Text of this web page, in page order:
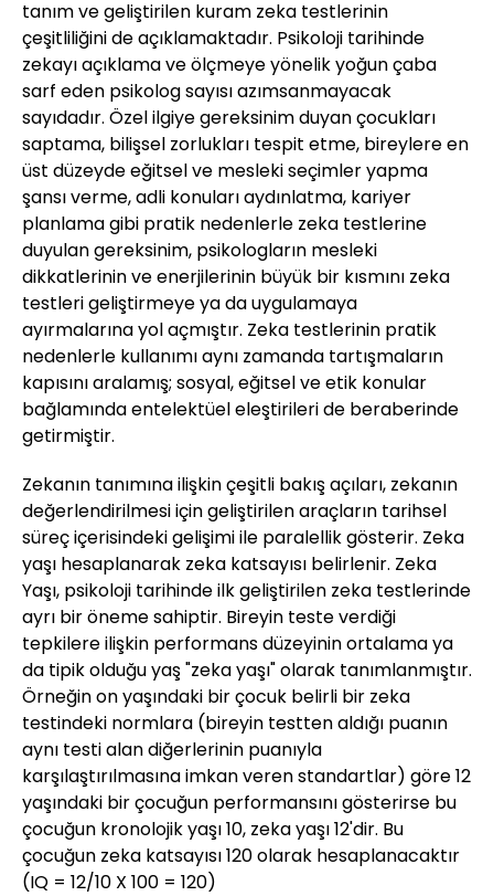
tanım ve geliştirilen kuram zeka testlerinin
çeşitliliğini de açıklamaktadır. Psikoloji tarihinde
zekayı açıklama ve ölçmeye yönelik yoğun çaba
sarf eden psikolog sayısı azımsanmayacak
sayıdadır. Özel ilgiye gereksinim duyan çocukları
saptama, bilişsel zorlukları tespit etme, bireylere en
üst düzeyde eğitsel ve mesleki seçimler yapma
şansı verme, adli konuları aydınlatma, kariyer
planlama gibi pratik nedenlerle zeka testlerine
duyulan gereksinim, psikologların mesleki
dikkatlerinin ve enerjilerinin büyük bir kısmını zeka
testleri geliştirmeye ya da uygulamaya
ayırmalarına yol açmıştır. Zeka testlerinin pratik
nedenlerle kullanımı aynı zamanda tartışmaların
kapısını aralamış; sosyal, eğitsel ve etik konular
bağlamında entelektüel eleştirileri de beraberinde
getirmiştir.
Zekanın tanımına ilişkin çeşitli bakış açıları, zekanın
değerlendirilmesi için geliştirilen araçların tarihsel
süreç içerisindeki gelişimi ile paralellik gösterir. Zeka
yaşı hesaplanarak zeka katsayısı belirlenir. Zeka
Yaşı, psikoloji tarihinde ilk geliştirilen zeka testlerinde
ayrı bir öneme sahiptir. Bireyin teste verdiği
tepkilere ilişkin performans düzeyinin ortalama ya
da tipik olduğu yaş "zeka yaşı" olarak tanımlanmıştır.
Örneğin on yaşındaki bir çocuk belirli bir zeka
testindeki normlara (bireyin testten aldığı puanın
aynı testi alan diğerlerinin puanıyla
karşılaştırılmasına imkan veren standartlar) göre 12
yaşındaki bir çocuğun performansını gösterirse bu
çocuğun kronolojik yaşı 10, zeka yaşı 12'dir. Bu
çocuğun zeka katsayısı 120 olarak hesaplanacaktır
(IQ = 12/10 X 100 = 120)